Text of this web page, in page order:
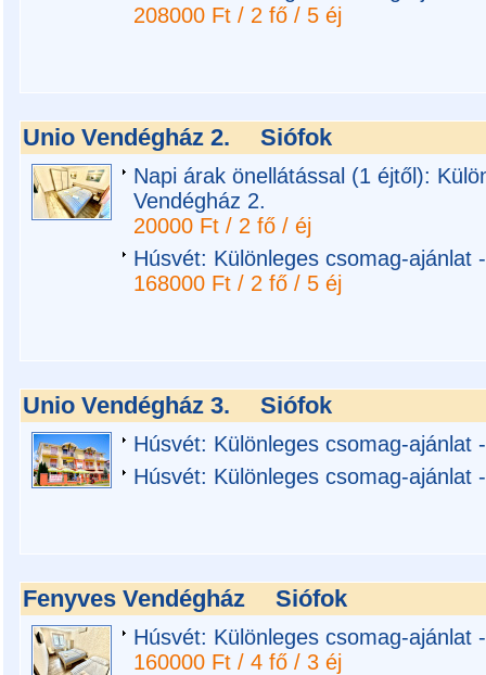
208000 Ft / 2 fő / 5 éj
Unio Vendégház 2. Siófok
Napi árak önellátással (1 éjtől):
Vendégház 2.
20000 Ft / 2 fő / éj
Húsvét: Különleges csomag-ajánlat
168000 Ft / 2 fő / 5 éj
Unio Vendégház 3. Siófok
Húsvét: Különleges csomag-ajánlat
Húsvét: Különleges csomag-ajánlat
Fenyves Vendégház Siófok
Húsvét: Különleges csomag-ajánlat
160000 Ft / 4 fő / 3 éj